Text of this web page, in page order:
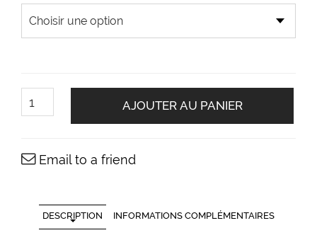
quantité
de
Le
mouton
AJOUTER AU PANIER
Email to a friend
DESCRIPTION INFORMATIONS COMPLÉMENTAIRES